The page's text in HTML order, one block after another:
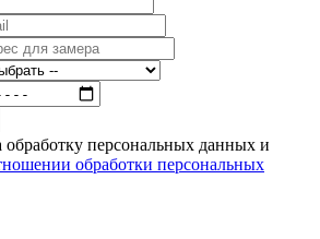
обработку персональных данных и
обработки персональных